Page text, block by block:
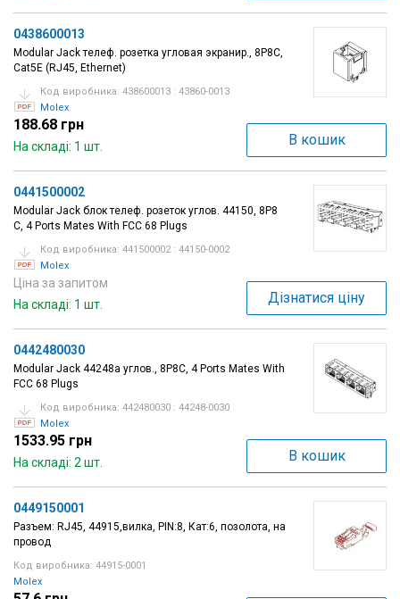
Доставка
Тех.
Підтримка
Блог
0438600013
Modular Jack телеф. розетка угловая экранир., 8P8C,
Cat5E (RJ45, Ethernet)
Код виробника: 438600013 : 43860-0013
Molex
188.68 грн
На складі: 1 шт. В кошик
0441500002
Modular Jack блок телеф. розеток углов. 44150, 8P8
C, 4 Ports Mates With FCC 68 Plugs
Код виробника: 441500002 : 44150-0002
Molex
Ціна за запитом
На складі: 1 шт.
Дізнатися ціну
0442480030
Modular Jack 44248a углов., 8P8C, 4 Ports Mates With
FCC 68 Plugs
Код виробника: 442480030 : 44248-0030
Molex
1533.95 грн
На складі: 2 шт. В кошик
0449150001
Разъем: RJ45, 44915,вилка, PIN:8, Кат:6, позолота, на
провод
Код виробника: 44915-0001
Molex